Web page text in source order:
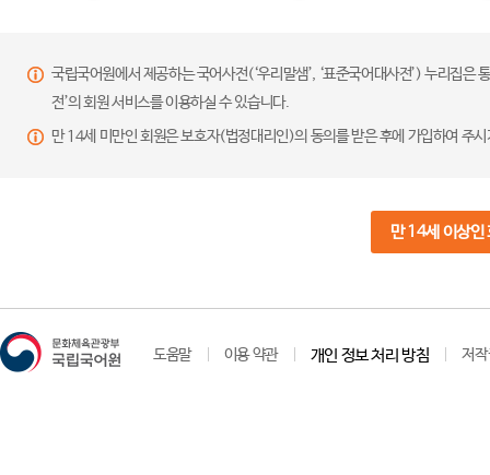
국립국어원에서 제공하는 국어사전(‘우리말샘’, ‘표준국어대사전’) 누리집
전’의 회원 서비스를 이용하실 수 있습니다.
만 14세 미만인 회원은 보호자(법정대리인)의 동의를 받은 후에 가입하여 주
만 14세 이상인
도움말 이용 약관 개인 정보 처리 방침 저